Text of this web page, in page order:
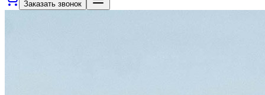
Заказать звонок